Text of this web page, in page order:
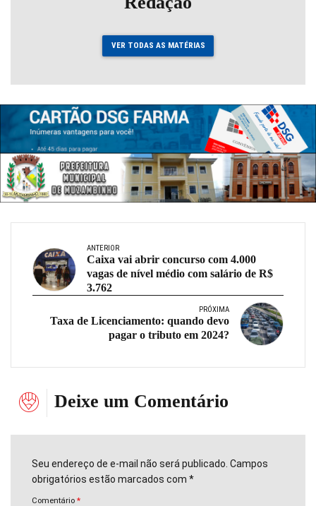
VER TODAS AS MATÉRIAS
ANTERIOR
Caixa vai abrir concurso com 4.000
vagas de nível médio com salário de R$
3.762
PRÓXIMA
Taxa de Licenciamento: quando devo
pagar o tributo em 2024?
Deixe um Comentário
Seu endereço de e-mail não será publicado. Campos
obrigatórios estão marcados com *
Comentário *